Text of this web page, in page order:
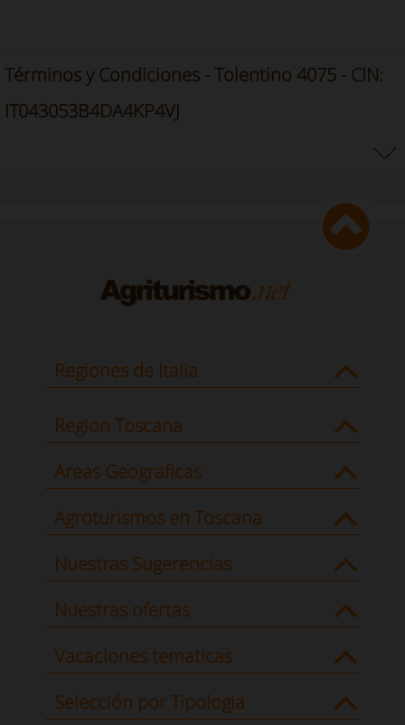
Términos y Condiciones - Tolentino 4075 - CIN:
IT043053B4DA4KP4VJ
Regiones de Italia
Region Toscana
Areas Geograficas
Agroturismos en Toscana
Nuestras Sugerencias
Nuestras ofertas
Vacaciones tematicas
Selección por Tipologia